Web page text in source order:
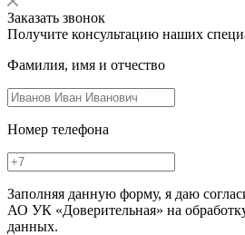
Заказать звонок
Получите консультацию наших
Фамилия, имя и отчество
Номер телефона
Заполняя данную форму, я даю
АО УК «Доверительная» на
данных.